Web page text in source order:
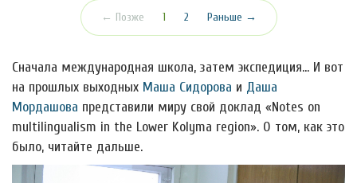
← Позже 1(текущая)
2 Раньше →
Сначала международная школа, затем экспедиция… И вот
на прошлых выходных Маша Сидорова и Даша
Мордашова представили миру свой доклад «Notes on
multilingualism in the Lower Kolyma region». О том, как это
было, читайте дальше.